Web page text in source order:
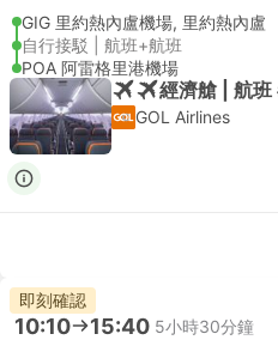
GIG 里約熱內盧機場, 里約熱內盧
自行接駁 | 航班+航班
POA 阿雷格里港機場
經濟艙 | 航
GOL Airlines
即刻確認
10:10 15:40 5小時30分鐘